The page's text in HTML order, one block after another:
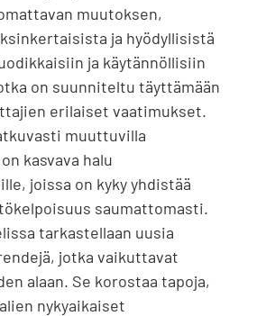
muutoksen,
ja hyödyllisistä
ja käytännöllisiin
on suunniteltu täyttämään
erilaiset vaatimukset.
muuttuvilla
kasvava halu
joissa on kyky yhdistää
saumattomasti.
tarkastellaan uusia
jotka vaikuttavat
alaan. Se korostaa tapoja,
nykyaikaiset